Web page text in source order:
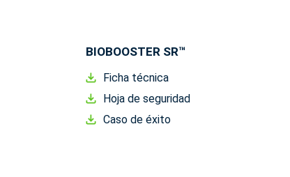
BIOBOOSTER SR™
Ficha técnica
Hoja de seguridad
Caso de éxito